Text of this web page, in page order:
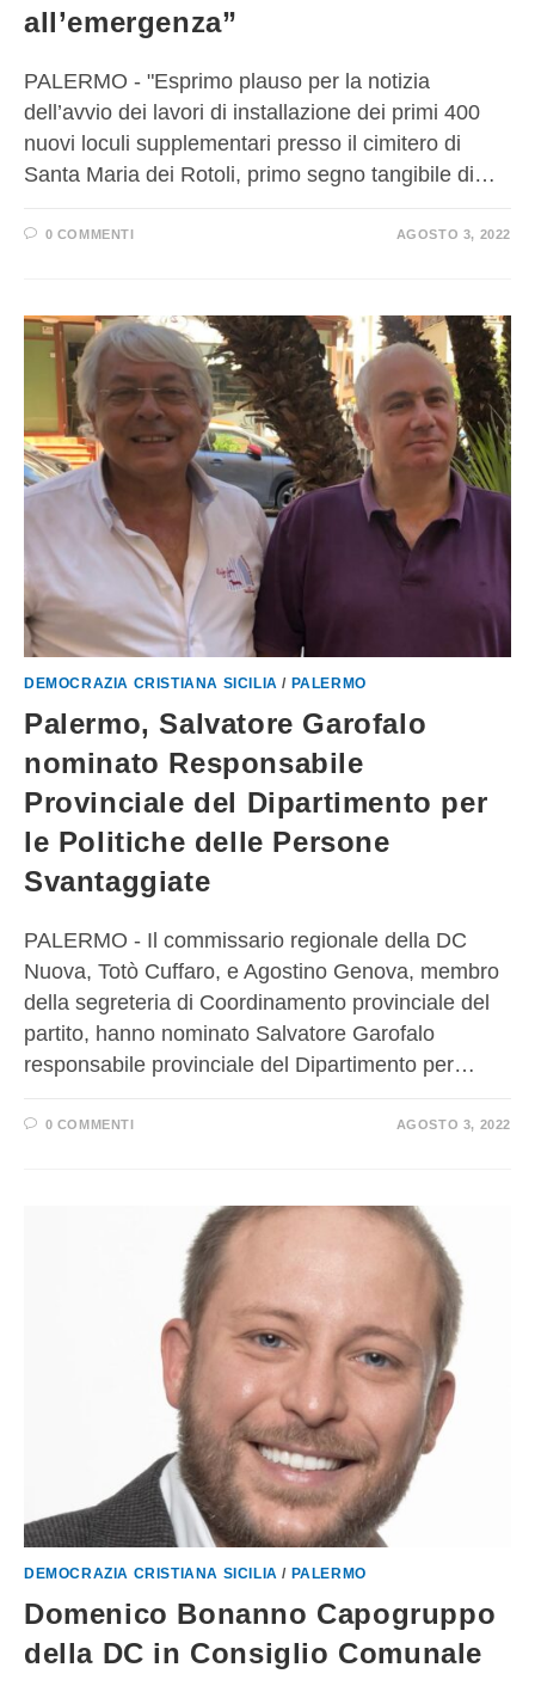
all’emergenza”
PALERMO - "Esprimo plauso per la notizia
dell’avvio dei lavori di installazione dei primi 400
nuovi loculi supplementari presso il cimitero di
Santa Maria dei Rotoli, primo segno tangibile di…
0 COMMENTI AGOSTO 3, 2022
DEMOCRAZIA CRISTIANA SICILIA / PALERMO
Palermo, Salvatore Garofalo
nominato Responsabile
Provinciale del Dipartimento per
le Politiche delle Persone
Svantaggiate
PALERMO - Il commissario regionale della DC
Nuova, Totò Cuffaro, e Agostino Genova, membro
della segreteria di Coordinamento provinciale del
partito, hanno nominato Salvatore Garofalo
responsabile provinciale del Dipartimento per…
0 COMMENTI AGOSTO 3, 2022
DEMOCRAZIA CRISTIANA SICILIA / PALERMO
Domenico Bonanno Capogruppo
della DC in Consiglio Comunale